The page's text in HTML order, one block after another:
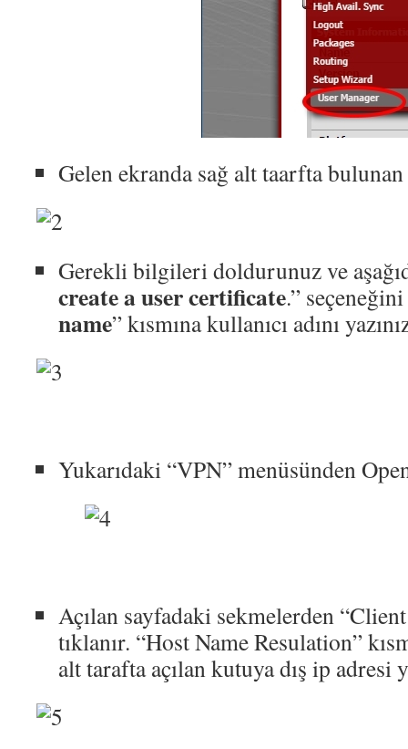
Gelen ekranda sağ alt taarfta bulunan
Gerekli bilgileri doldurunuz ve
create a user certificate.”
name” kısmına kullanıcı adını
Yukarıdaki “VPN” menüsünden
Açılan sayfadaki sekmelerden
tıklanır. “Host Name Resulation”
alt tarafta açılan kutuya dış ip adresi